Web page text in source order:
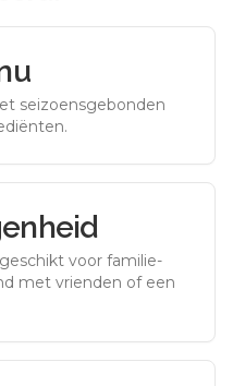
seizoensgebonden
voor familie-
met vrienden of een